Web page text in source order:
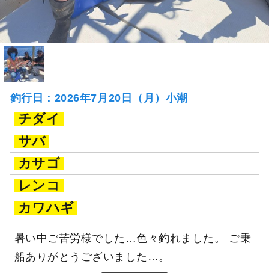
釣行日：2026年7月20日（月）小潮
チダイ
サバ
カサゴ
レンコ
カワハギ
暑い中ご苦労様でした…色々釣れました。 ご乗
船ありがとうございました…。